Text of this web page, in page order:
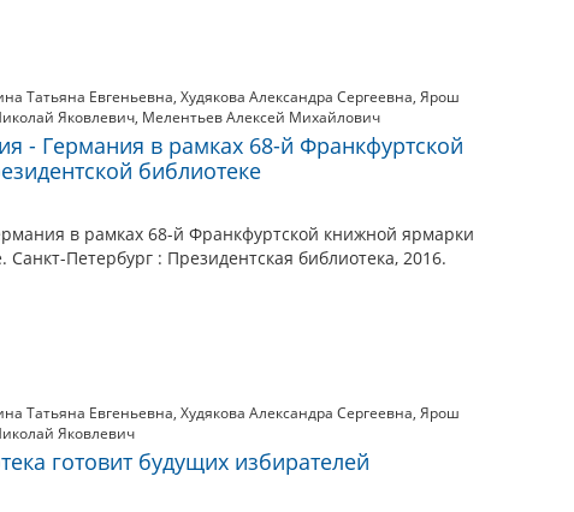
Татьяна Евгеньевна, Худякова Александра Сергеевна, Ярош
Яковлевич, Мелентьев Алексей Михайлович
- Германия в рамках 68-й Франкфуртской
библиотеке
в рамках 68-й Франкфуртской книжной ярмарки
Санкт-Петербург : Президентская библиотека, 2016.
Татьяна Евгеньевна, Худякова Александра Сергеевна, Ярош
Яковлевич
готовит будущих избирателей